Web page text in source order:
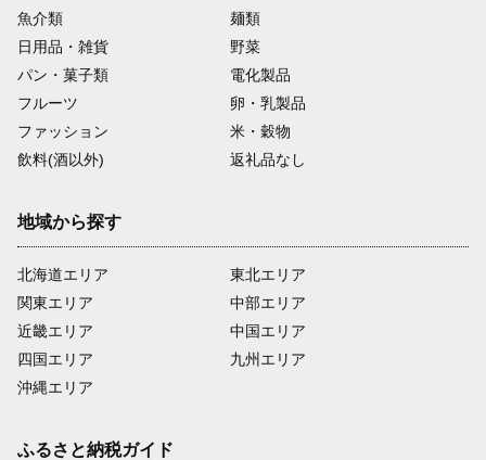
魚介類
麺類
日用品・雑貨
野菜
パン・菓子類
電化製品
フルーツ
卵・乳製品
ファッション
米・穀物
飲料(酒以外)
返礼品なし
地域から探す
北海道エリア
関東エリア
近畿エリア
四国エリア
沖縄エリア
東北エリア
中部エリア
中国エリア
九州エリア
ふるさと納税ガイド